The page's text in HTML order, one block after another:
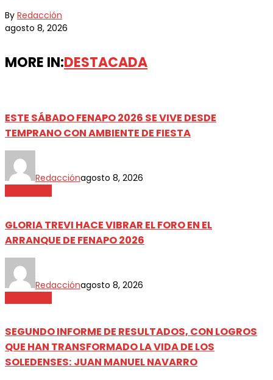
By Redacción
agosto 8, 2026
MORE IN:DESTACADA
ESTE SÁBADO FENAPO 2026 SE VIVE DESDE
TEMPRANO CON AMBIENTE DE FIESTA
Redacciónagosto 8, 2026
GLORIA TREVI HACE VIBRAR EL FORO EN EL
ARRANQUE DE FENAPO 2026
Redacciónagosto 8, 2026
SEGUNDO INFORME DE RESULTADOS, CON LOGROS
QUE HAN TRANSFORMADO LA VIDA DE LOS
SOLEDENSES: JUAN MANUEL NAVARRO